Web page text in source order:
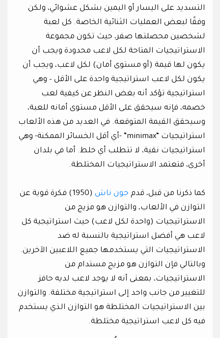
التسديد على اليسار أو اليمين بشكل عشوائي، ولكن
وفقًا لبعض العمليات الثنائية الخاصة. كل لعبة
لشخصين محصلتها صفر، حيث تكون مجموعة
الاستراتيجيات المتاحة لكل لاعب محدودة ويجب أن
يكون لها قيمة (أو مستوى أمان) لكل لاعب، ويجب أن
يكون لكل لاعب استراتيجية واحدة على الأقل – وهي
استراتيجية تؤكد أنه بغض النظر عن كيفية لعب
خصمه، فإنه سيحقق على الأقل مستوى أمانه للعبة،
وسيحقق القيمة المتوقعة. في العديد من هذه الألعاب
استراتيجيات “minimax” -أي أقل الخسائر الممكنة- وهي
استراتيجيات نقية، لا تتطلب أي خلط. أما في بلدان
أخرى، فتعتمد الاستراتيجيات المختلطة.
كما ذكرنا من قبل، قدم جون ناش
(1950) فكرة قوية عن
التوازن في الألعاب، والتوازن هو مزيج من
الاستراتيجيات (واحدة لكل لاعب) حيث استراتيجية كل
لاعب هي أفضل استراتيجية بالنسبة له ضد
الاستراتيجيات التي يستخدمها جميع اللاعبين الآخرين.
وبالتالي فإن التوازن هو مزيج مستدام من
الاستراتيجيات، بمعنى أنه لا يوجد لاعب لديه حافز
للتغيير من جانب واحد إلى استراتيجية مختلفة. والتوازن
بين الاستراتيجيات المختلطة هو التوازن الذي يستخدم
فيه كل لاعب استراتيجية مختلطة.